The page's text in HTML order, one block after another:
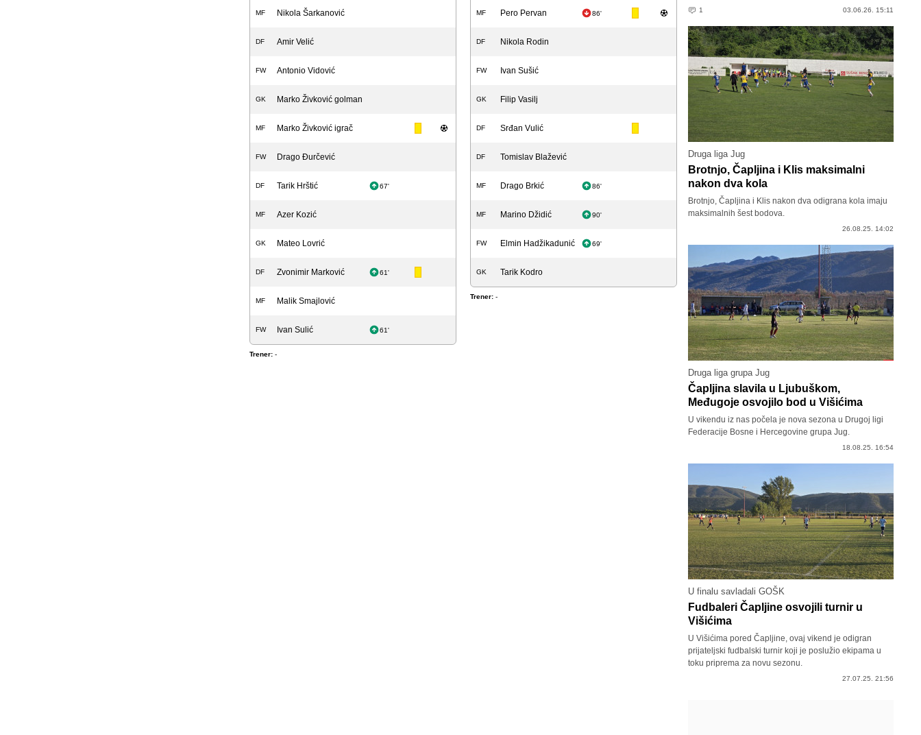
MF Nikola Šarkanović
DF Amir Velić
FW Antonio Vidović
GK Marko Živković golman
MF Marko Živković igrač
FW Drago Đurčević
DF Tarik Hrštić 67'
MF Azer Kozić
GK Mateo Lovrić
DF Zvonimir Marković 61'
MF Malik Smajlović
FW Ivan Sulić 61'
Trener: -
MF Pero Pervan 86'
DF Nikola Rodin
FW Ivan Sušić
GK Filip Vasilj
DF Srđan Vulić
DF Tomislav Blažević
MF Drago Brkić 86'
MF Marino Džidić 90'
FW Elmin Hadžikadunić 69'
GK Tarik Kodro
Trener: -
1 03.06.26. 15:11
Druga liga Jug
Brotnjo, Čapljina i Klis maksimalni
nakon dva kola
Brotnjo, Čapljina i Klis nakon dva odigrana kola imaju
maksimalnih šest bodova.
26.08.25. 14:02
Druga liga grupa Jug
Čapljina slavila u Ljubuškom,
Međugoje osvojilo bod u Višićima
U vikendu iz nas počela je nova sezona u Drugoj ligi
Federacije Bosne i Hercegovine grupa Jug.
18.08.25. 16:54
U finalu savladali GOŠK
Fudbaleri Čapljine osvojili turnir u
Višićima
U Višićima pored Čapljine, ovaj vikend je odigran
prijateljski fudbalski turnir koji je poslužio ekipama u
toku priprema za novu sezonu.
27.07.25. 21:56